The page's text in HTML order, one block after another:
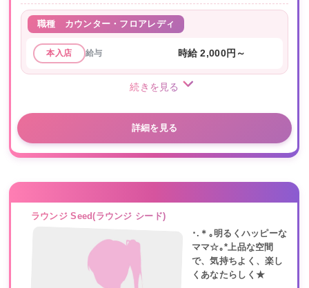
職種 カウンター・フロアレディ
本入店 給与 時給 2,000円～
続きを見る
詳細を見る
ラウンジ Seed(ラウンジ シード)
･.＊｡明るくハッピーな
ママ☆｡*上品な空間
で、気持ちよく、楽し
くあなたらしく★